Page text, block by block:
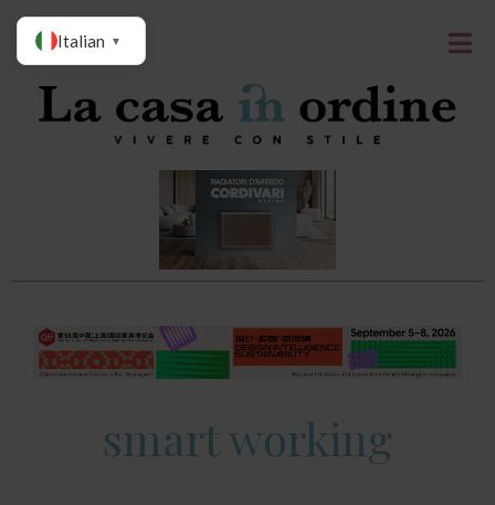
smart working
Italian ▼